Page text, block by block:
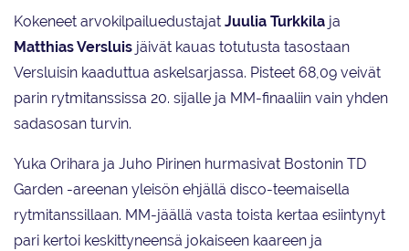
Kokeneet arvokilpailuedustajat Juulia Turkkila ja
Matthias Versluis jäivät kauas totutusta tasostaan
Versluisin kaaduttua askelsarjassa. Pisteet 68,09 veivät
parin rytmitanssissa 20. sijalle ja MM-finaaliin vain yhden
sadasosan turvin.
Yuka Orihara ja Juho Pirinen hurmasivat Bostonin TD
Garden -areenan yleisön ehjällä disco-teemaisella
rytmitanssillaan. MM-jäällä vasta toista kertaa esiintynyt
pari kertoi keskittyneensä jokaiseen kaareen ja